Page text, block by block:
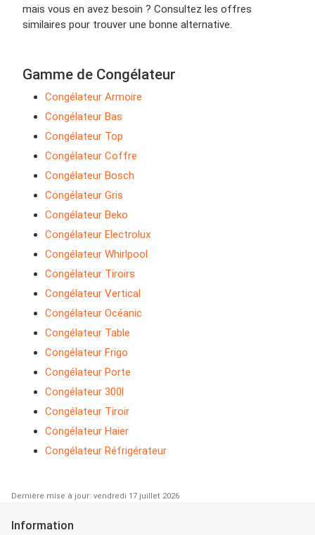
mais vous en avez besoin ? Consultez les offres
similaires pour trouver une bonne alternative.
Gamme de Congélateur
Congélateur Armoire
Congélateur Bas
Congélateur Top
Congélateur Coffre
Congélateur Bosch
Congélateur Gris
Congélateur Beko
Congélateur Electrolux
Congélateur Whirlpool
Congélateur Tiroirs
Congélateur Vertical
Congélateur Océanic
Congélateur Table
Congélateur Frigo
Congélateur Porte
Congélateur 300l
Congélateur Tiroir
Congélateur Haier
Congélateur Réfrigérateur
Dernière mise à jour: vendredi 17 juillet 2026
Information